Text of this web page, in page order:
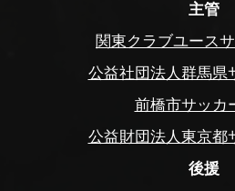
主管
関東クラブユース
公益社団法人群馬県
前橋市サッカ
公益財団法人東京都
後援